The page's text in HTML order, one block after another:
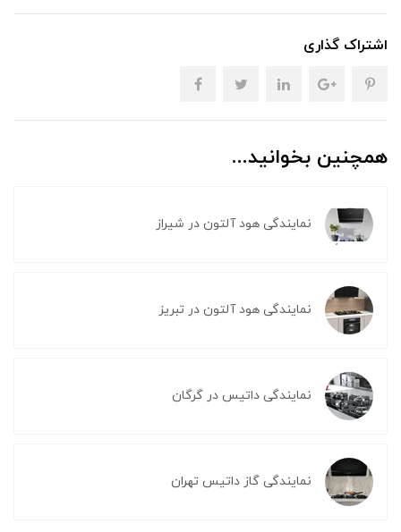
اشتراک گذاری
همچنین بخوانید...
نمایندگی هود آلتون در شیراز
نمایندگی هود آلتون در تبریز
نمایندگی داتیس در گرگان
نمایندگی گاز داتیس تهران